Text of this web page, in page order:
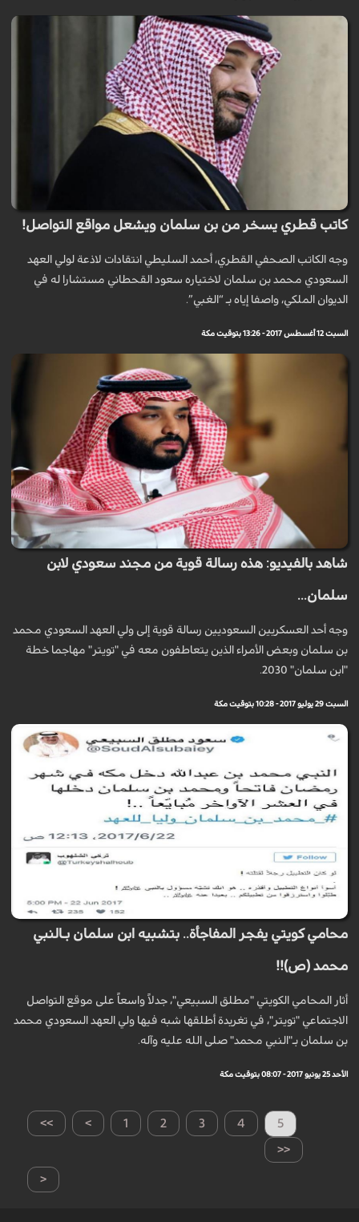
كاتب قطري يسخر من بن سلمان ويشعل مواقع التواصل!
وجه الكاتب الصحفي القطري، أحمد السليطي انتقادات لاذعة لولي العهد
السعودي محمد بن سلمان لاختياره سعود القحطاني مستشارا له في
الديوان الملكي، واصفا إياه بـ “الغبي”.
السبت 12 أغسطس 2017 - 13:26 بتوقيت مكة
شاهد بالفيديو: هذه رسالة قوية من مجند سعودي لابن
سلمان...
وجه أحد العسكريين السعوديين رسالة قوية إلى ولي العهد السعودي محمد
بن سلمان وبعض الأمراء الذين يتعاطفون معه في "تويتر" مهاجما خطة
"ابن سلمان" 2030.
السبت 29 يوليو 2017 - 10:28 بتوقيت مكة
محامي كويتي يفجر المفاجأة.. بتشبيه ابن سلمان بـالنبي
محمد (ص)!!
أثار المحامي الكويتي "مطلق السبيعي"، جدلاً واسعاً على موقع التواصل
الاجتماعي "تويتر"، في تغريدة أطلقها شبه فيها ولي العهد السعودي محمد
بن سلمان بـ"النبي محمد" صلى الله عليه وآله.
الأحد 25 يونيو 2017 - 08:07 بتوقيت مكة
>> > 1 2 3 4 5
<
<<